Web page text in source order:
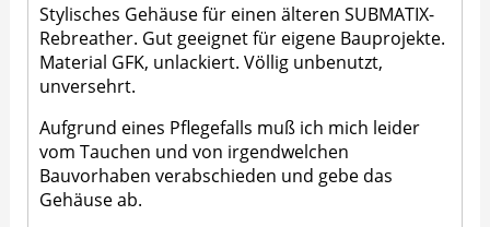
Stylisches Gehäuse für einen älteren SUBMATIX-
Rebreather. Gut geeignet für eigene Bauprojekte.
Material GFK, unlackiert. Völlig unbenutzt,
unversehrt.
Aufgrund eines Pflegefalls muß ich mich leider
vom Tauchen und von irgendwelchen
Bauvorhaben verabschieden und gebe das
Gehäuse ab.